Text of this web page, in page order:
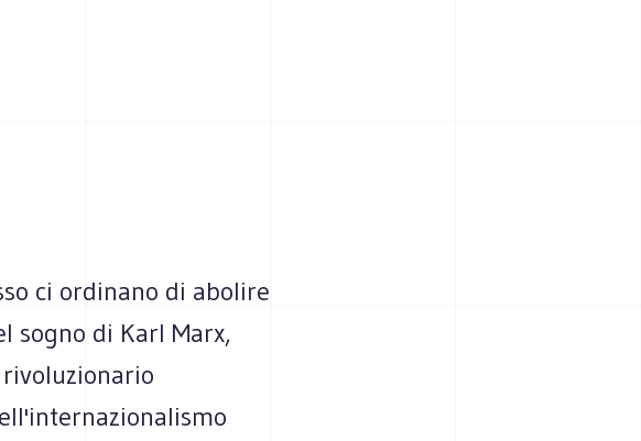
ci ordinano di abolire
sogno di Karl Marx,